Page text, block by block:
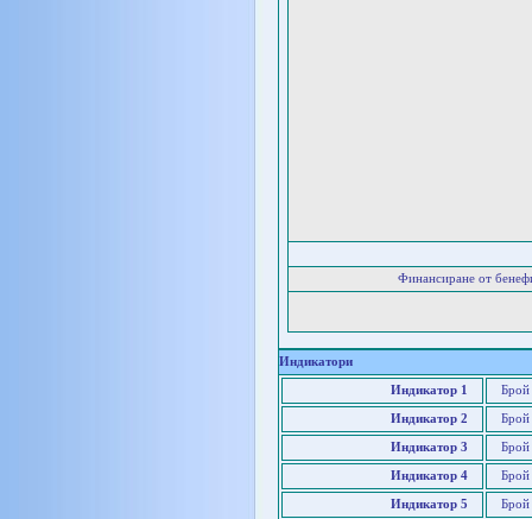
Финансиране от
Индикатори
Индикатор 1 Брой
Индикатор 2 Брой
Индикатор 3 Брой
Индикатор 4 Брой
Индикатор 5 Брой